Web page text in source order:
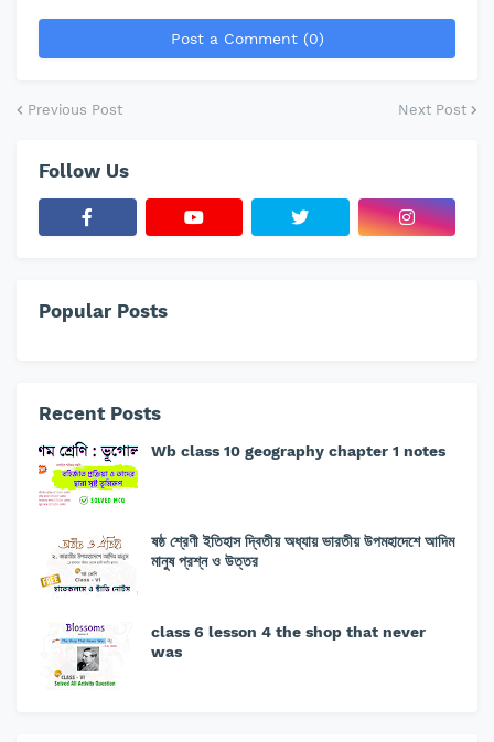
Post a Comment (0)
Previous Post Next Post
Follow Us
Popular Posts
Recent Posts
Wb class 10 geography chapter 1 notes
ষষ্ঠ শ্রেণী ইতিহাস দ্বিতীয় অধ্যায় ভারতীয় উপমহাদেশে আদিম
মানুষ প্রশ্ন ও উত্তর
class 6 lesson 4 the shop that never
was